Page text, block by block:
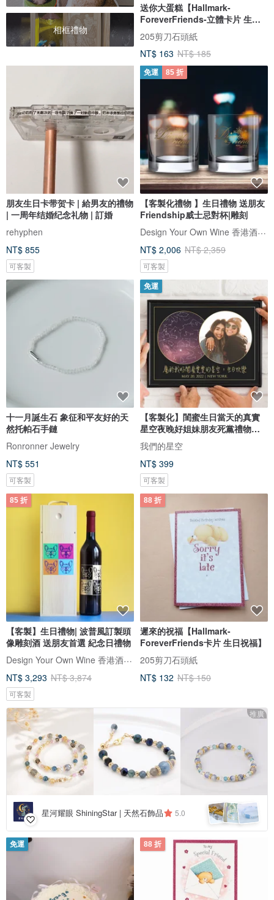
相框禮物
送你大蛋糕【Hallmark-
ForeverFriends-立體卡片 生日
祝福】
205剪刀石頭紙
NT$ 163 NT$ 185
朋友生日卡带贺卡 | 給男友的禮物
| 一周年结婚纪念礼物 | 訂婚
rehyphen
NT$ 855
可客製
免運 85 折
【客製化禮物 】生日禮物 送朋友
Friendship威士忌對杯|雕刻
Design Your Own Wine 香港酒瓶雕刻禮品專門店
NT$ 2,006 NT$ 2,359
可客製
十一月誕生石 象征和平友好的天
然托帕石手鏈
Ronronner Jewelry
NT$ 551
可客製
免運
【客製化】閨蜜生日當天的真實
星空夜晚好姐妹朋友死黨禮物電
子檔
我們的星空
NT$ 399
可客製
85 折
【客製】生日禮物| 波普風訂製頭
像雕刻酒 送朋友首選 紀念日禮物
Design Your Own Wine 香港酒瓶雕刻禮品專門店
NT$ 3,293 NT$ 3,874
可客製
88 折
遲來的祝福【Hallmark-
ForeverFriends卡片 生日祝福】
205剪刀石頭紙
NT$ 132 NT$ 150
推廣
星河耀眼 ShiningStar | 天然石飾品 5.0
免運 88 折